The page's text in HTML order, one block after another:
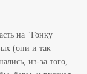
на "Гонку
(они и так
из-за того,